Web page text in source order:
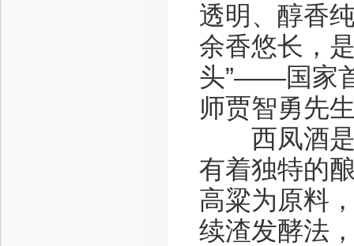
透明、醇香
余香悠长，
头”——国家
师贾智勇先
西凤酒是
有着独特的
高粱为原料
续渣发酵法